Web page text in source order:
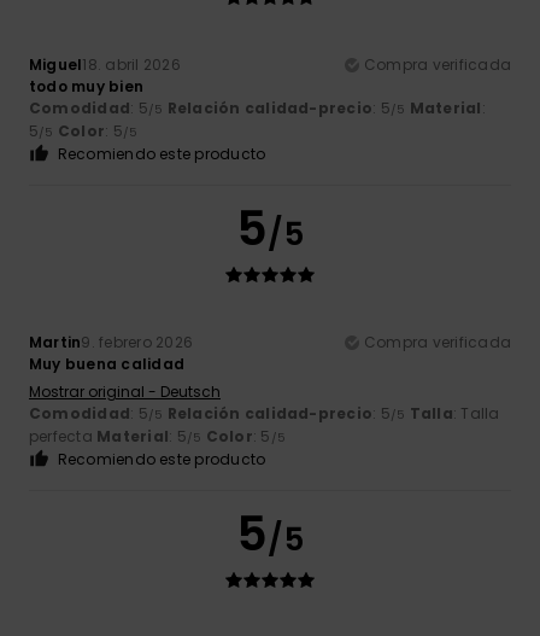
Miguel18. abril 2026
Compra verificada
todo muy bien
Comodidad: 5/5 Relación calidad-precio: 5/5 Material:
5/5 Color: 5/5
Recomiendo este producto
5/5
Martin9. febrero 2026
Compra verificada
Muy buena calidad
Mostrar original - Deutsch
Comodidad: 5/5 Relación calidad-precio: 5/5 Talla: Talla
perfecta Material: 5/5 Color: 5 /5
Recomiendo este producto
5/5